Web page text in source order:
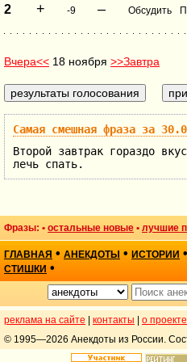
2 + -9 – Обсудить
Вчера<< 18 ноября >>Завтра
Самая смешная фраза за
Второй завтрак гораздо
лечь спать.
Фразы: • остальные новые • лучшие
ГЛАВНАЯ • АНЕКДОТЫ • ИСТОРИИ •
СТИШКИ •
реклама на сайте контакты о проекте
© 1995—2026 Анекдоты из России.